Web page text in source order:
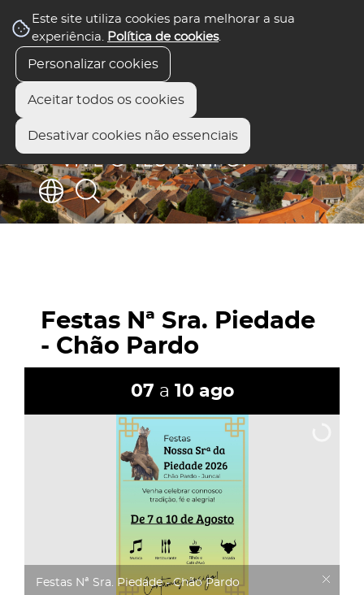
Este site utiliza cookies para melhorar a sua
experiência. Política de cookies.
Personalizar cookies
Aceitar todos os cookies
Desativar cookies não essenciais
Festas Nª Sra. Piedade
- Chão Pardo
07 a 10 ago
Festas Nª Sra. Piedade - Chão Pardo